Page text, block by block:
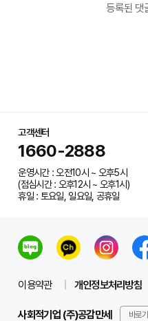
등록된 댓
고객센터
1660-2888
운영시간 : 오전10시 ~ 오후5시
(점심시간 : 오후12시 ~ 오후1시)
휴일 : 토요일, 일요일, 공휴일
이용약관 개인정보처리방침
사회적기업 (주)공감만세 바로